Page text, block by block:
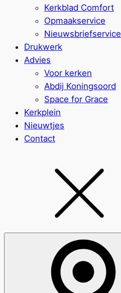
Kerkblad Comfort
Opmaakservice
Nieuwsbriefservice
Drukwerk
Advies
Voor kerken
Abdij Koningsoord
Space for Grace
Kerkplein
Nieuwtjes
Contact